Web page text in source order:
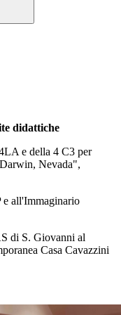
didattiche
e della 4 C3 per
Nevada",
all'Immaginario
di S. Giovanni al
Casa Cavazzini